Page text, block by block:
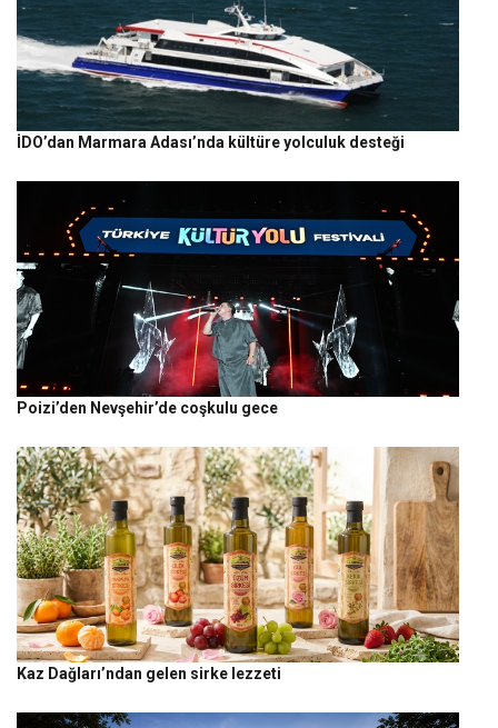
İDO’dan Marmara Adası’nda kültüre yolculuk desteği
Poizi’den Nevşehir’de coşkulu gece
Kaz Dağları’ndan gelen sirke lezzeti